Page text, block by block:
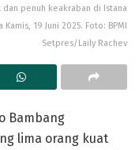
dan penuh keakraban di Istana
19 Juni 2025. Foto: BPMI
Setpres/Laily Rachev
Bambang
lima orang kuat